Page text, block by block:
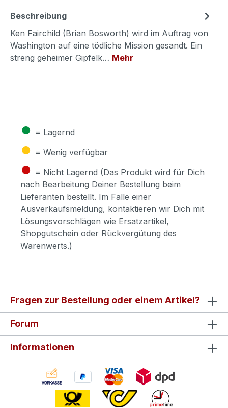
Beschreibung
Ken Fairchild (Brian Bosworth) wird im Auftrag von
Washington auf eine tödliche Mission gesandt. Ein
streng geheimer Gipfelk… Mehr
● = Lagernd
● = Wenig verfügbar
● = Nicht Lagernd (Das Produkt wird für Dich
nach Bearbeitung Deiner Bestellung beim
Lieferanten bestellt. Im Falle einer
Ausverkaufsmeldung, kontaktieren wir Dich mit
Lösungsvorschlägen wie Ersatzartikel,
Shopgutschein oder Rückvergütung des
Warenwerts.)
Fragen zur Bestellung oder einem Artikel?
Forum
Informationen